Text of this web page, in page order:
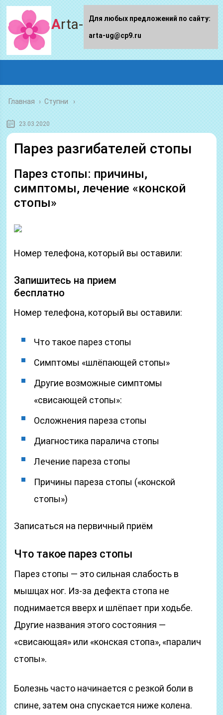
Arta-ug.ru
Главная › Ступни
23.03.2020
Парез разгибателей стопы
Парез стопы: причины,
симптомы, лечение «конской
стопы»
Номер телефона, который вы оставили:
Запишитесь на прием
бесплатно
Номер телефона, который вы оставили:
Что такое парез стопы
Симптомы «шлёпающей стопы»
Другие возможные симптомы
«свисающей стопы»:
Осложнения пареза стопы
Диагностика паралича стопы
Лечение пареза стопы
Причины пареза стопы («конской
стопы»)
Записаться на первичный приём
Что такое парез стопы
Парез стопы — это сильная слабость в
мышцах ног. Из-за дефекта стопа не
поднимается вверх и шлёпает при ходьбе.
Другие названия этого состояния —
«свисающая» или «конская стопа», «паралич
стопы».
Болезнь часто начинается с резкой боли в
спине, затем она спускается ниже колена.
Для любых предложений по сайту:
arta-ug@cp9.ru